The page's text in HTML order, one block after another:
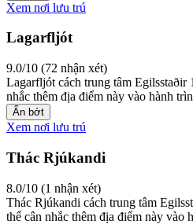
Xem nơi lưu trú
Lagarfljót
9.0/10 (72 nhận xét)
Lagarfljót cách trung tâm Egilsstaðir
nhắc thêm địa điểm này vào hành
Ẩn bớt
Xem nơi lưu trú
Thác Rjúkandi
8.0/10 (1 nhận xét)
Thác Rjúkandi cách trung tâm
thể cân nhắc thêm địa điểm này vào